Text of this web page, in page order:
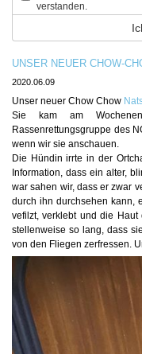
verstanden.
UNSER NEUER CHOW-
2020.06.09
Unser neuer Chow Chow
Sie kam am
Rassenrettungsgruppe des
wenn wir sie anschauen.
Die Hündin irrte in der
Information, dass ein alter,
war sahen wir, dass er zwar
durch ihn durchsehen kann,
vefilzt, verklebt und die
stellenweise so lang, dass
von den Fliegen zerfressen.